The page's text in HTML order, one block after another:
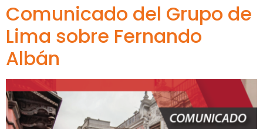
Comunicado del Grupo de
Lima sobre Fernando
Albán